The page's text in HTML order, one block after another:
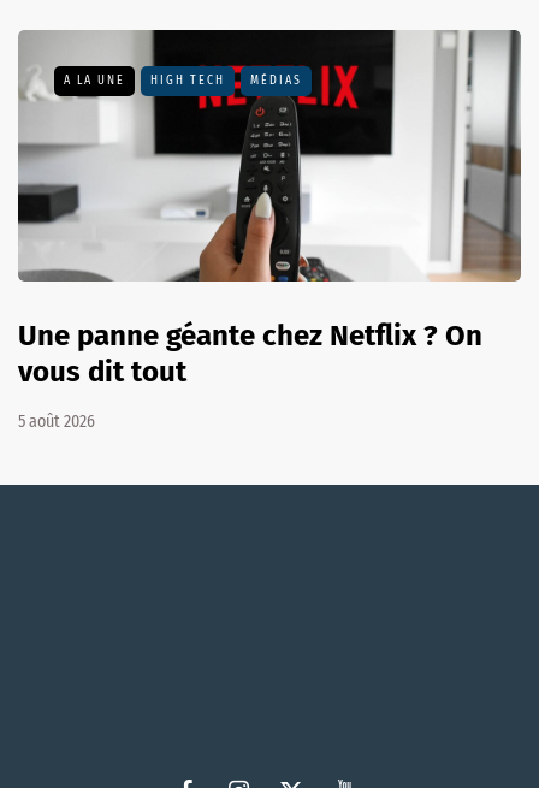
A LA UNE HIGH TECH MÉDIAS
Une panne géante chez Netflix ? On
vous dit tout
5 août 2026